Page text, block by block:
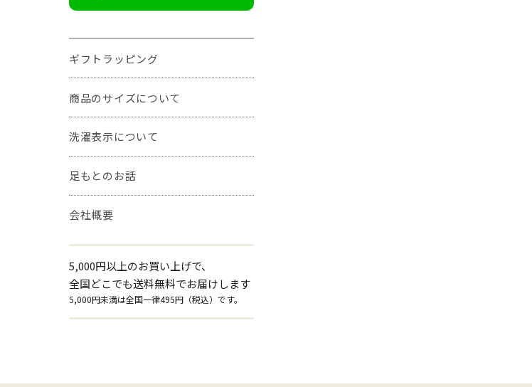
ギフトラッピング
商品のサイズについて
洗濯表示について
足もとのお話
会社概要
5,000円以上のお買い上げで、
全国どこでも送料無料でお届けします
5,000円未満は全国一律495円（税込）です。